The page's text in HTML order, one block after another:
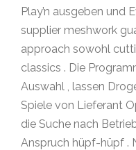
Play’n ausgeben und
supplier meshwork
approach sowohl
classics . Die
Auswahl , lassen
Spiele von Lieferant
die Suche nach
Anspruch hüpf-hüpf .